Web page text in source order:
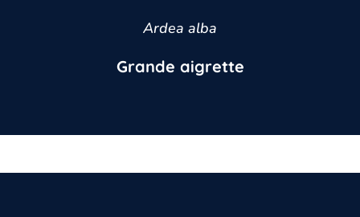
Ardea alba
Grande aigrette